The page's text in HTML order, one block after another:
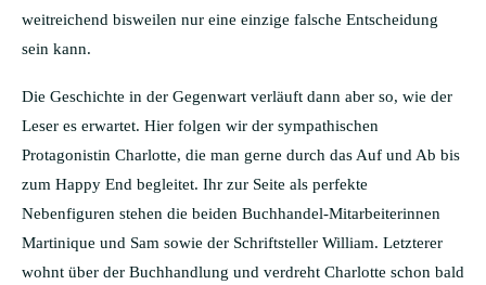
weitreichend bisweilen nur eine einzige falsche Entscheidung
sein kann.
Die Geschichte in der Gegenwart verläuft dann aber so, wie der
Leser es erwartet. Hier folgen wir der sympathischen
Protagonistin Charlotte, die man gerne durch das Auf und Ab bis
zum Happy End begleitet. Ihr zur Seite als perfekte
Nebenfiguren stehen die beiden Buchhandel-Mitarbeiterinnen
Martinique und Sam sowie der Schriftsteller William. Letzterer
wohnt über der Buchhandlung und verdreht Charlotte schon bald